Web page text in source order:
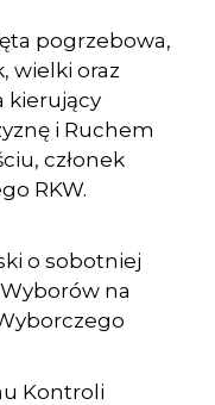
pogrzebowa,
wielki oraz
kierujący
i Ruchem
członek
RKW.
o sobotniej
na
Kontroli